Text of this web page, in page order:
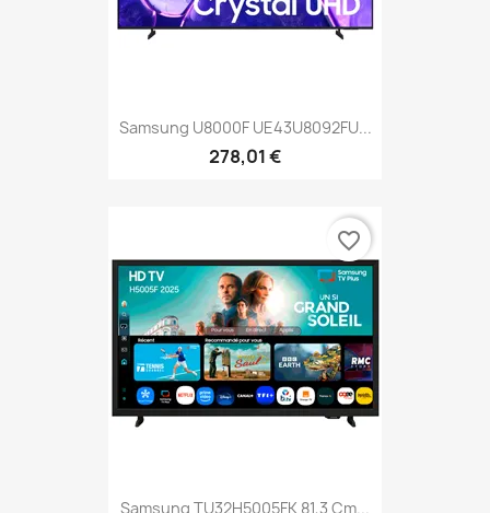
Samsung U8000F UE43U8092FU...
278,01 €
Samsung TU32H5005FK 81,3 Cm...
favorite_border